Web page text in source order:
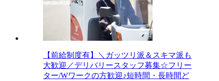
【前給制度有】＼ガッツリ派＆スキマ派も
大歓迎／デリバリースタッフ募集☆フリー
ター/Wワークの方歓迎♪短時間・長時間ど